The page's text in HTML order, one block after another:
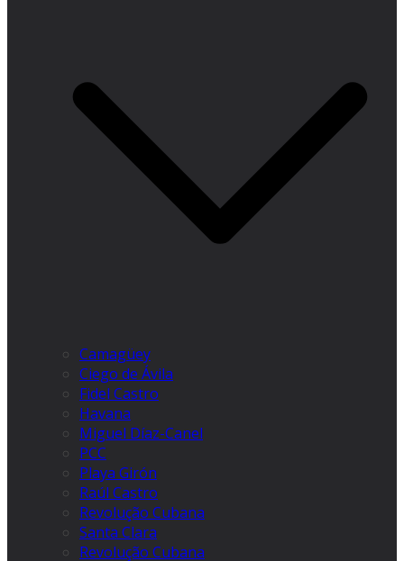
Camagüey
Ciego de Ávila
Fidel Castro
Havana
Miguel Díaz-Canel
PCC
Playa Girón
Raúl Castro
Revolução Cubana
Santa Clara
Revolução Cubana